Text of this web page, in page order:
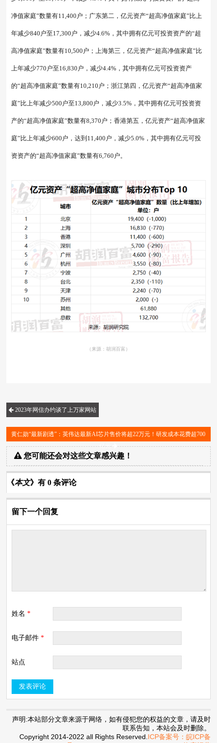
净值家庭”数量有11,400户；广东第二，亿元资产“超高净值家庭”比上
年减少840户至17,300户，减少4.6%，其中拥有亿元可投资资产的“超
高净值家庭”数量有10,500户；上海第三，亿元资产“超高净值家庭”比
上年减少770户至16,830户，减少4.4%，其中拥有亿元可投资资产
的“超高净值家庭”数量有10,210户；浙江第四，亿元资产“超高净值家
庭”比上年减少500户至13,800户，减少3.5%，其中拥有亿元可投资资
产的“超高净值家庭”数量有8,370户；香港第五，亿元资产“超高净值家
庭”比上年减少600户，达到11,400户，减少5.0%，其中拥有亿元可投
资资产的“超高净值家庭”数量有6,760户。
（来源：胡润百富）
2023年网信办约谈了上万家网站
黄仁勋“最新剧透”：英伟达最新AI芯片售价将超22万元！研发成本花费超700
亿元
您可能还会对这些文章感兴趣！
《本文》有 0 条评论
留下一个回复
姓名*
电子邮件*
站点
声明:本站部分文章来源于网络，如有侵犯您的权益的文章，请及时
联系告知，本站会及时删除。
Copyright 2014-2022 all Rights Reserved.ICP备案号：皖ICP备